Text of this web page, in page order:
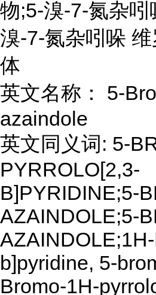
物;5-溴-7-氮杂吲
溴-7-氮杂吲哚
体
英文名称： 5-
azaindole
英文同义词: 5-
PYRROLO[2,3-
B]PYRIDINE;5-
AZAINDOLE;5-
b]pyridine, 5-
Bromo-1H-